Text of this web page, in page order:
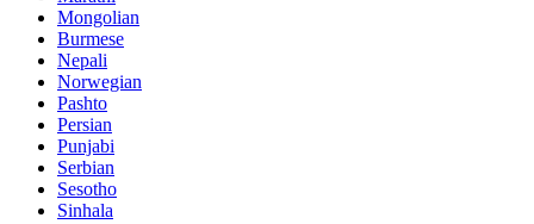
Mongolian
Burmese
Nepali
Norwegian
Pashto
Persian
Punjabi
Serbian
Sesotho
Sinhala